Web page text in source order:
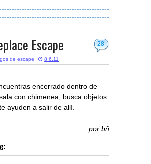
28
Escape
de escape 8.6.11
encerrado dentro de
con chimenea, busca objetos
ayuden a salir de allí.
por bñ